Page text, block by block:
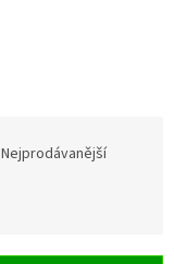
Nejprodávanější